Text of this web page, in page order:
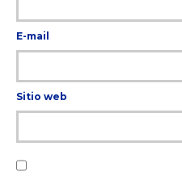
E-mail
Sitio web